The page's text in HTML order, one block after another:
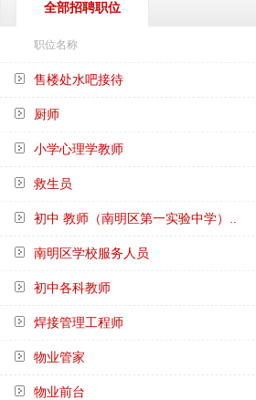
全部招聘职位
职位名称
售楼处水吧接待
厨师
小学心理学教师
救生员
初中 教师（南明区第一实验中学）..
南明区学校服务人员
初中各科教师
焊接管理工程师
物业管家
物业前台